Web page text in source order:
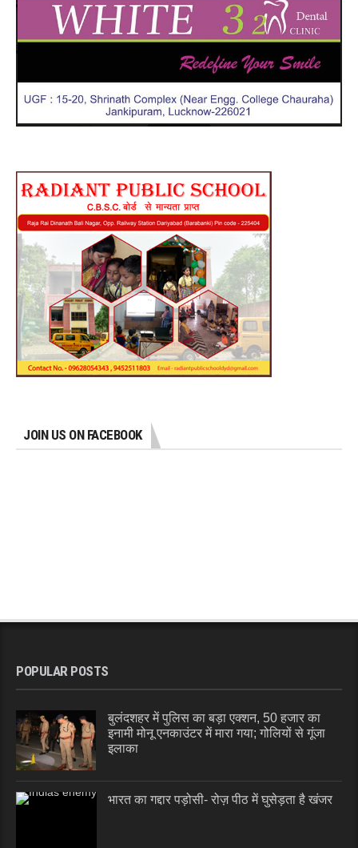
JOIN US ON FACEBOOK
POPULAR POSTS
बुलंदशहर में पुलिस का बड़ा एक्शन, 50 हजार का
इनामी मोनू एनकाउंटर में मारा गया; गोलियों से गूंजा
इलाका
भारत का गद्दार पड़ोसी- रोज़ पीठ में घुसेड़ता है खंजर